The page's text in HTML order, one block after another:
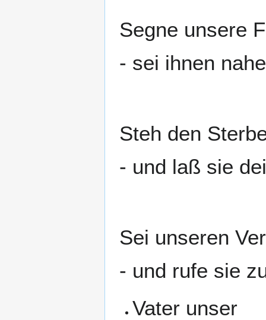
Segne unsere
- sei ihnen
Steh den
- und laß sie
Sei unseren
- und rufe sie
Vater unser